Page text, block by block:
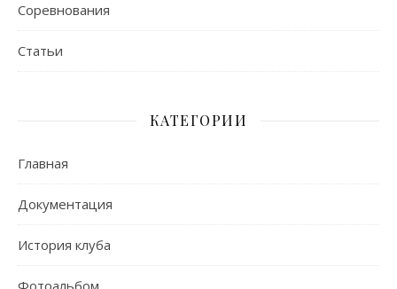
Соревнования
Статьи
КАТЕГОРИИ
Главная
Документация
История клуба
Фотоальбом